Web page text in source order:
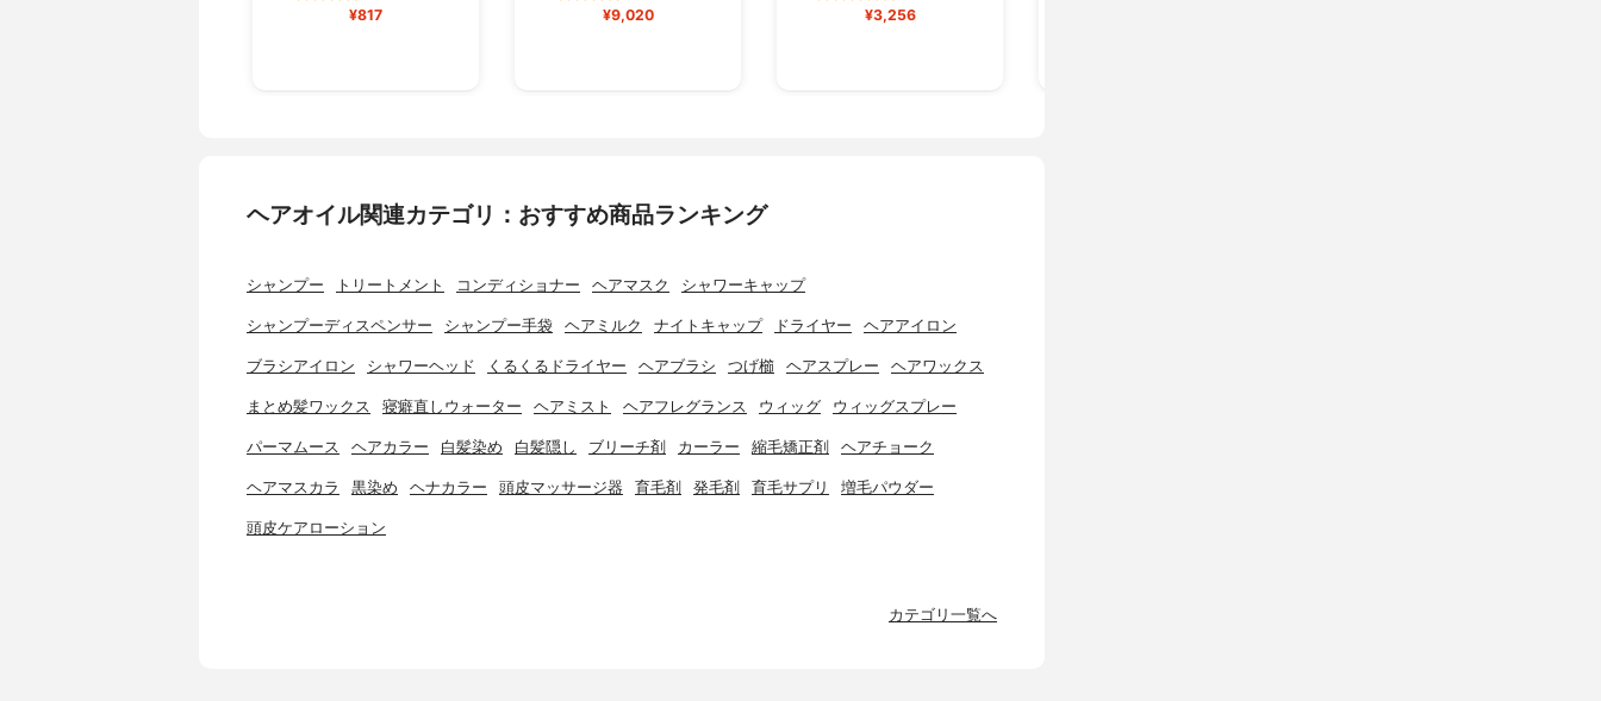
¥817 ¥9,020 ¥3,256
ヘアオイル関連カテゴリ：おすすめ商品ランキング
シャンプー トリートメント コンディショナー ヘアマスク シャワーキャップ
シャンプーディスペンサー シャンプー手袋 ヘアミルク ナイトキャップ ドライヤー ヘアアイロン
ブラシアイロン シャワーヘッド くるくるドライヤー ヘアブラシ つげ櫛 ヘアスプレー ヘアワックス
まとめ髪ワックス 寝癖直しウォーター ヘアミスト ヘアフレグランス ウィッグ ウィッグスプレー
パーマムース ヘアカラー 白髪染め 白髪隠し ブリーチ剤 カーラー 縮毛矯正剤 ヘアチョーク
ヘアマスカラ 黒染め ヘナカラー 頭皮マッサージ器 育毛剤 発毛剤 育毛サプリ 増毛パウダー
頭皮ケアローション
カテゴリ一覧へ